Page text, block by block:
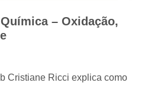
– Oxidação,
Cristiane Ricci explica como